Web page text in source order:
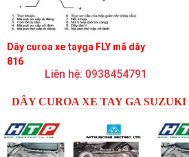
Dây curoa xe tayga FLY mã dây
816
Liên hệ: 0938454791
DÂY CUROA XE TAY GA